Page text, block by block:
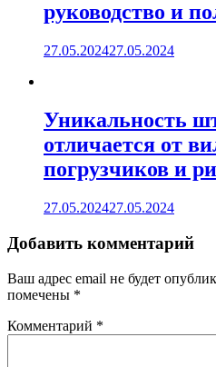
руководство и
27.05.202427.05.2024
Уникальность
отличается от
погрузчиков и
27.05.202427.05.2024
Добавить комментарий
Ваш адрес email не будет
помечены *
Комментарий *